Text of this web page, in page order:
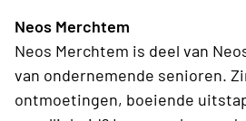
Neos Merchtem
Neos Merchtem is deel van
van ondernemende senioren.
ontmoetingen, boeiende